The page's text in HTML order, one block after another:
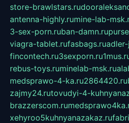
store-brawlstars.ru
antenna-highly.rumine-lab-
3-sex-porn.ruban-damn.ru
viagra-tablet.rufasbags.ru
fincontech.ru3sexporn.ru
rebus-toys.ruminelab-msk.ru
medsprawo-4-ka.ru2864420.ru
zajmy24.rutovudyi-4-
brazzerscom.ru
xehyroo5kuhnyanazakaz.ru